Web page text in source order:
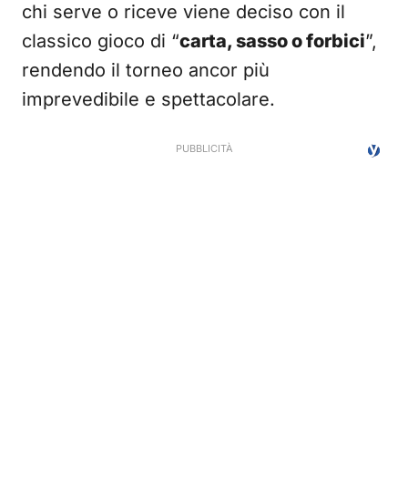
chi serve o riceve viene deciso con il
classico gioco di “carta, sasso o forbici”,
rendendo il torneo ancor più
imprevedibile e spettacolare.